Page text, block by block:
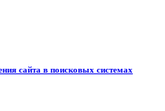
сайта в поисковых системах